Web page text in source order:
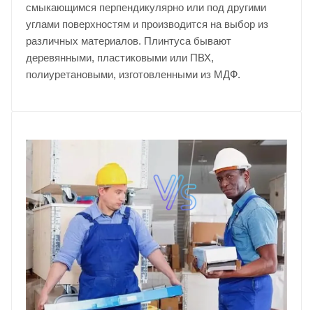
смыкающимся перпендикулярно или под другими
углами поверхностям и производится на выбор из
различных материалов. Плинтуса бывают
деревянными, пластиковыми или ПВХ,
полиуретановыми, изготовленными из МДФ.